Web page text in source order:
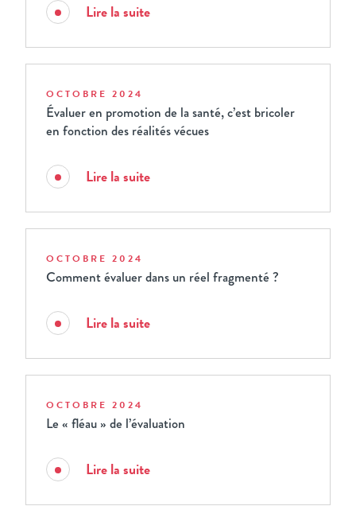
Lire la suite
OCTOBRE 2024
Évaluer en promotion de la santé, c’est bricoler
en fonction des réalités vécues
Lire la suite
OCTOBRE 2024
Comment évaluer dans un réel fragmenté ?
Lire la suite
OCTOBRE 2024
Le « fléau » de l’évaluation
Lire la suite